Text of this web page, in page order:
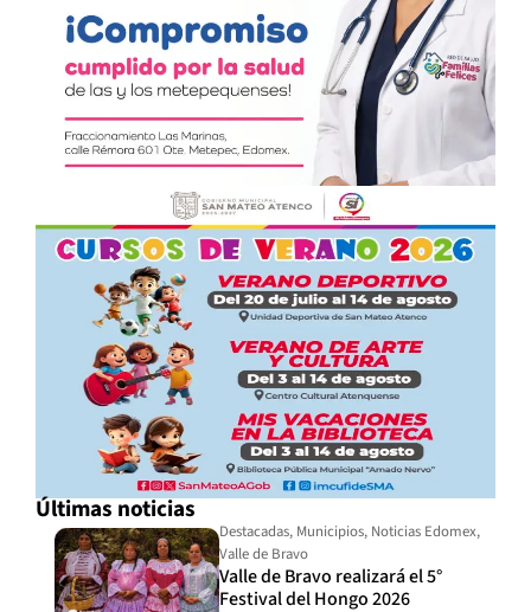
Últimas noticias
Destacadas, Municipios, Noticias Edomex,
Valle de Bravo
Valle de Bravo realizará el 5°
Festival del Hongo 2026